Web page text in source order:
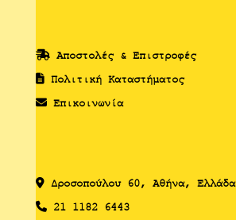
Αποστολές & Επιστροφές
Πολιτική Καταστήματος
Επικοινωνία
Δροσoπούλου 60, Αθήνα, Ελλάδα
21 1182 6443